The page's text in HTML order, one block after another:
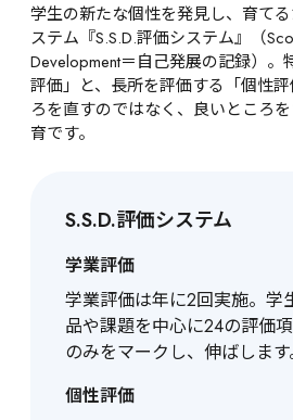
学生の新たな個性を発見し、育て
ステム『S.S.D.評価システム』（
Development＝自己発展の記録）
評価」と、長所を評価する「個性
ろを直すのではなく、良いところ
育です。
S.S.D.評価システム
学業評価
学業評価は年に2回実施。学
品や課題を中心に24の評価項
のみをマークし、伸ばします
個性評価